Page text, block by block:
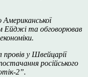
Американської
Ейджі та обговорював
у Швейцарії
російського
2”.